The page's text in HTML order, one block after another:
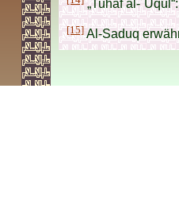
„Tuhaf al-
[15]Al-Saduq